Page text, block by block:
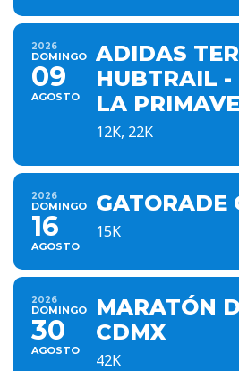
2026
DOMINGO
09
AGOSTO
ADIDAS
HUBTRAIL -
LA
12K, 22K
2026
DOMINGO
16
AGOSTO
GATORADE
15K
2026
DOMINGO
30
AGOSTO
MARATÓN
CDMX
42K